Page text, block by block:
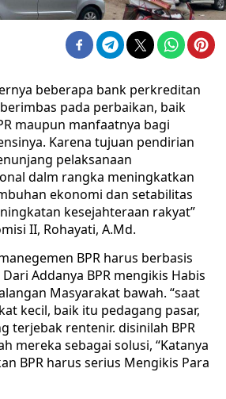
beberapa bank perkreditan
pada perbaikan, baik
maupun manfaatnya bagi
Karena tujuan pendirian
pelaksanaan
dalm rangka meningkatkan
ekonomi dan setabilitas
kesejahteraan rakyat”
II, Rohayati, A.Md.
BPR harus berbasis
Addanya BPR mengikis Habis
Masyarakat bawah. “saat
kecil, baik itu pedagang pasar,
terjebak rentenir. disinilah BPR
mereka sebagai solusi, “Katanya
BPR harus serius Mengikis Para